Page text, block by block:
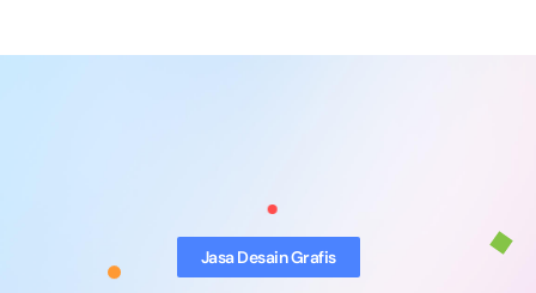
Jasa Desain Grafis